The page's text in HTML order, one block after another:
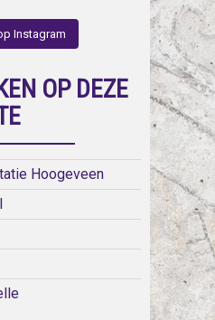
Instagram
OP DEZE
Hoogeveen